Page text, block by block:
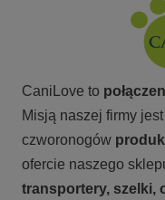
CaniLove to
Misją naszej firmy
czworonogów
ofercie naszego
transportery, szelki,